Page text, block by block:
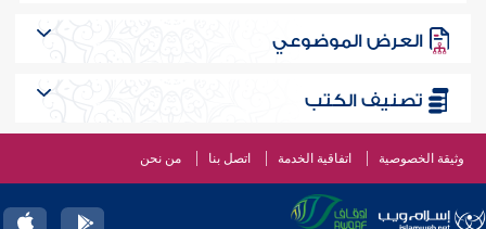
العرض الموضوعي
تصنيف الكتب
وثيقة الخصوصية اتفاقية الخدمة اتصل بنا من نحن